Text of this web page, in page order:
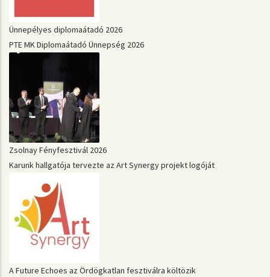
Ünnepélyes diplomaátadó 2026
PTE MK Diplomaátadó Ünnepség 2026
Zsolnay Fényfesztivál 2026
Karunk hallgatója tervezte az Art Synergy projekt logóját
A Future Echoes az Ördögkatlan fesztiválra költözik